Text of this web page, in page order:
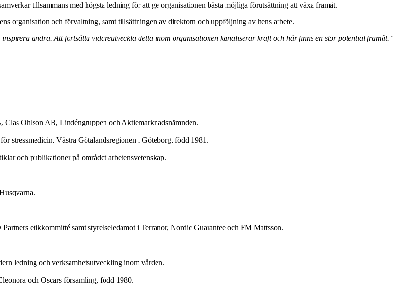
tillsammans med högsta ledning för att ge organisationen bästa möjliga förutsättning att växa framåt.
organisation och förvaltning, samt tillsättningen av direktorn och uppföljning av hens arbete.
andra. Att fortsätta vidareutveckla detta inom organisationen kanaliserar kraft och här finns en stor potential framåt.”
Ohlson AB, Lindéngruppen och Aktiemarknadsnämnden.
stressmedicin, Västra Götalandsregionen i Göteborg, född 1981.
och publikationer på området arbetensvetenskap.
etikkommitté samt styrelseledamot i Terranor, Nordic Guarantee och FM Mattsson.
ledning och verksamhetsutveckling inom vården.
och Oscars församling, född 1980.